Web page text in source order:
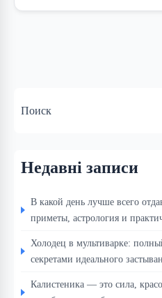
Поиск
Недавні записи
В какой день лучше всего
приметы, астрология и
Холодец в мультиварке:
секретами идеального
Калистеника — это сила,